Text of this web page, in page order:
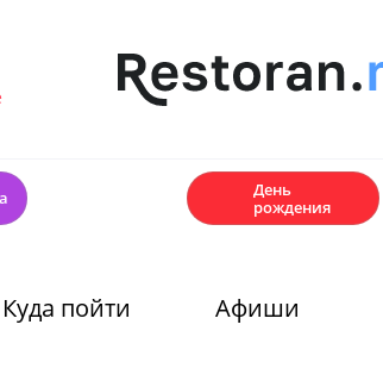
День
рождения
Куда пойти Афиши